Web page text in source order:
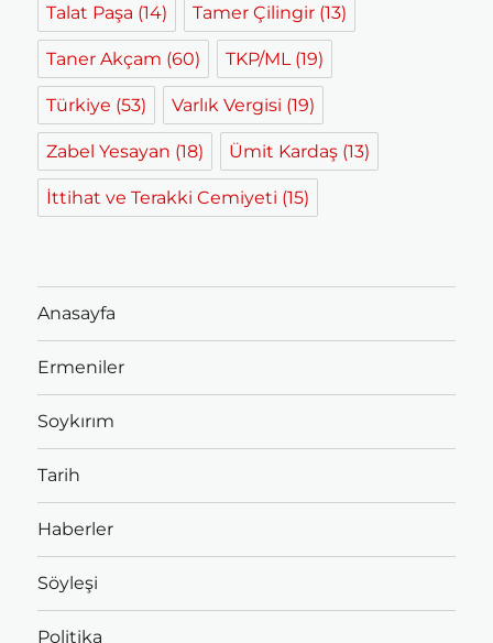
Talat Paşa (14) Tamer Çilingir (13)
Taner Akçam (60) TKP/ML (19)
Türkiye (53) Varlık Vergisi (19)
Zabel Yesayan (18) Ümit Kardaş (13)
İttihat ve Terakki Cemiyeti (15)
Anasayfa
Ermeniler
Soykırım
Tarih
Haberler
Söyleşi
Politika